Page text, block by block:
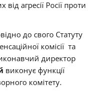
агресії Росії проти
до свого Статуту
комісії та
директор
виконує функції
комітету.